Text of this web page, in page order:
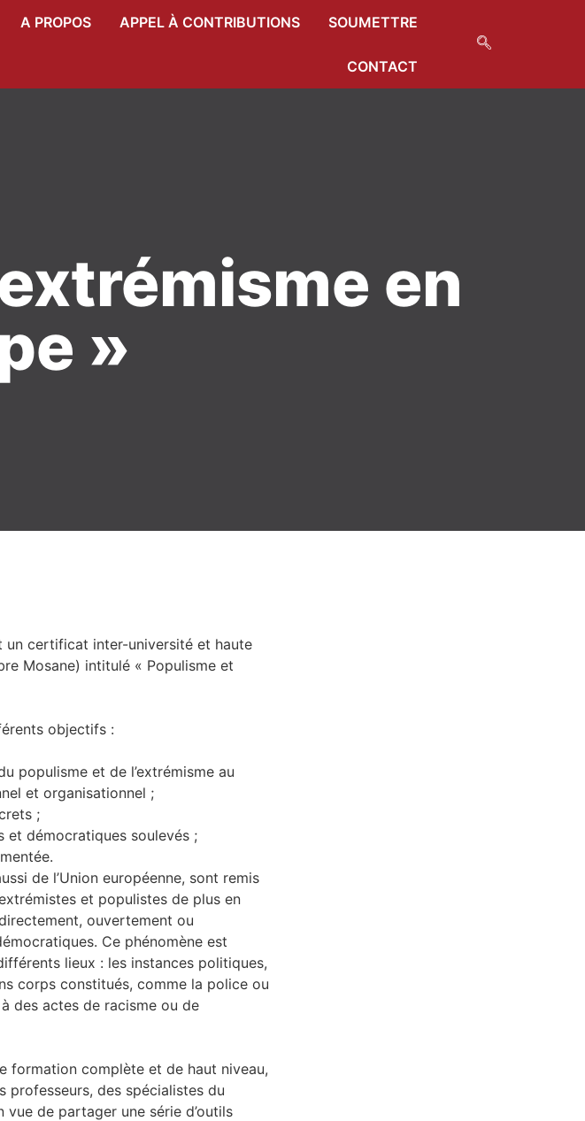
A PROPOS APPEL À CONTRIBUTIONS SOUMETTRE
CONTACT
en
»
un certificat inter-université et haute
Mosane) intitulé « Populisme et
objectifs :
populisme et de l’extrémisme au
et organisationnel ;
;
et démocratiques soulevés ;
de l’Union européenne, sont remis
et populistes de plus en
ouvertement ou
Ce phénomène est
lieux : les instances politiques,
corps constitués, comme la police ou
des actes de racisme ou de
formation complète et de haut niveau,
des spécialistes du
de partager une série d’outils